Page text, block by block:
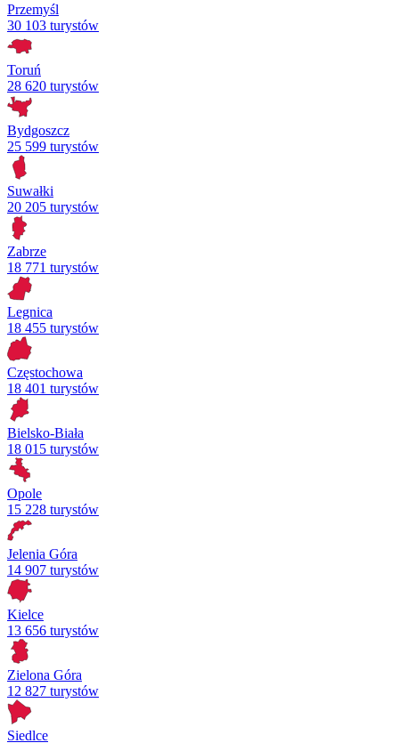
Przemyśl
30 103 turystów
Toruń
28 620 turystów
Bydgoszcz
25 599 turystów
Suwałki
20 205 turystów
Zabrze
18 771 turystów
Legnica
18 455 turystów
Częstochowa
18 401 turystów
Bielsko-Biała
18 015 turystów
Opole
15 228 turystów
Jelenia Góra
14 907 turystów
Kielce
13 656 turystów
Zielona Góra
12 827 turystów
Siedlce